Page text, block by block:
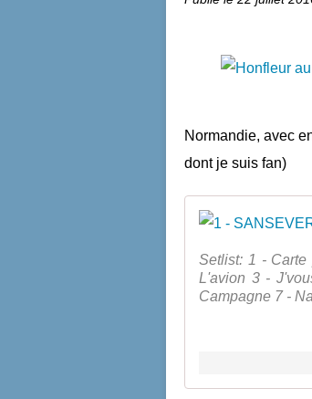
Normandie, avec
dont je suis fan)
Setlist: 1 -
L'avion 3 -
Campagne 7 -